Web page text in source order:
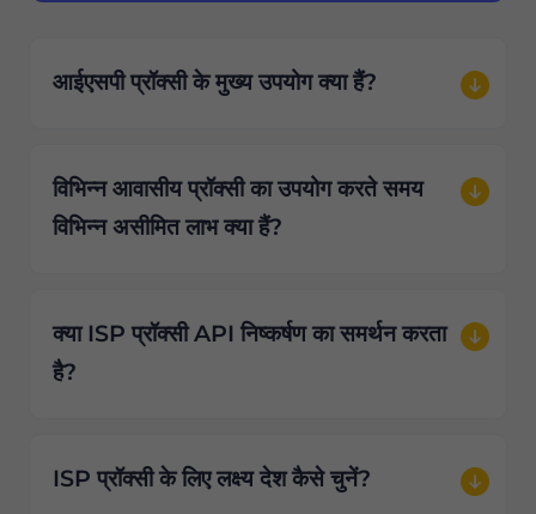
आईएसपी प्रॉक्सी के मुख्य उपयोग क्या हैं?
विभिन्न आवासीय प्रॉक्सी का उपयोग करते समय
विभिन्न असीमित लाभ क्या हैं?
क्या ISP प्रॉक्सी API निष्कर्षण का समर्थन करता
है?
ISP प्रॉक्सी के लिए लक्ष्य देश कैसे चुनें?